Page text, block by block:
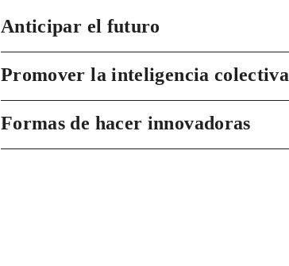
Anticipar el futuro
Promover la inteligencia colectiva
Formas de hacer innovadoras